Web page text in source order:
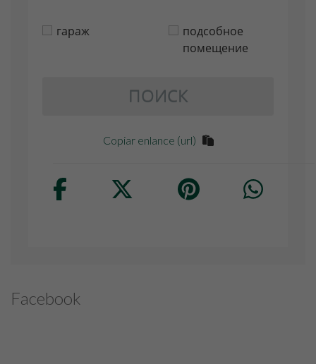
гараж
подсобное
помещение
ПОИСК
Copiar enlance (url)
Facebook